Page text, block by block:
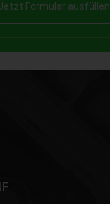
Formular ausfüllen